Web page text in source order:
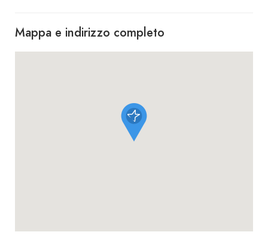
Mappa e indirizzo completo